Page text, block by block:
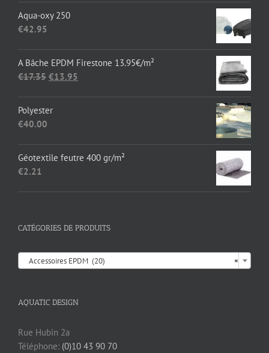
€1,652.89
Aqua-oxy 250
€42.95
A Bâche EPDM Firestone 13.95€/m²
€17.35 Le
€13.95
Polyester
€40.00
Géotextile feutre 400 gr/m²
€2.21
CATÉGORIES DE PRODUITS
×
Accessoires EPDM (20)
AQUATIC DESIGN
Rue Hubin 2a
Téléphone: (0)10 43 90 70